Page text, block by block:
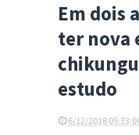
Em dois
ter nova
estudo
6/12/2018